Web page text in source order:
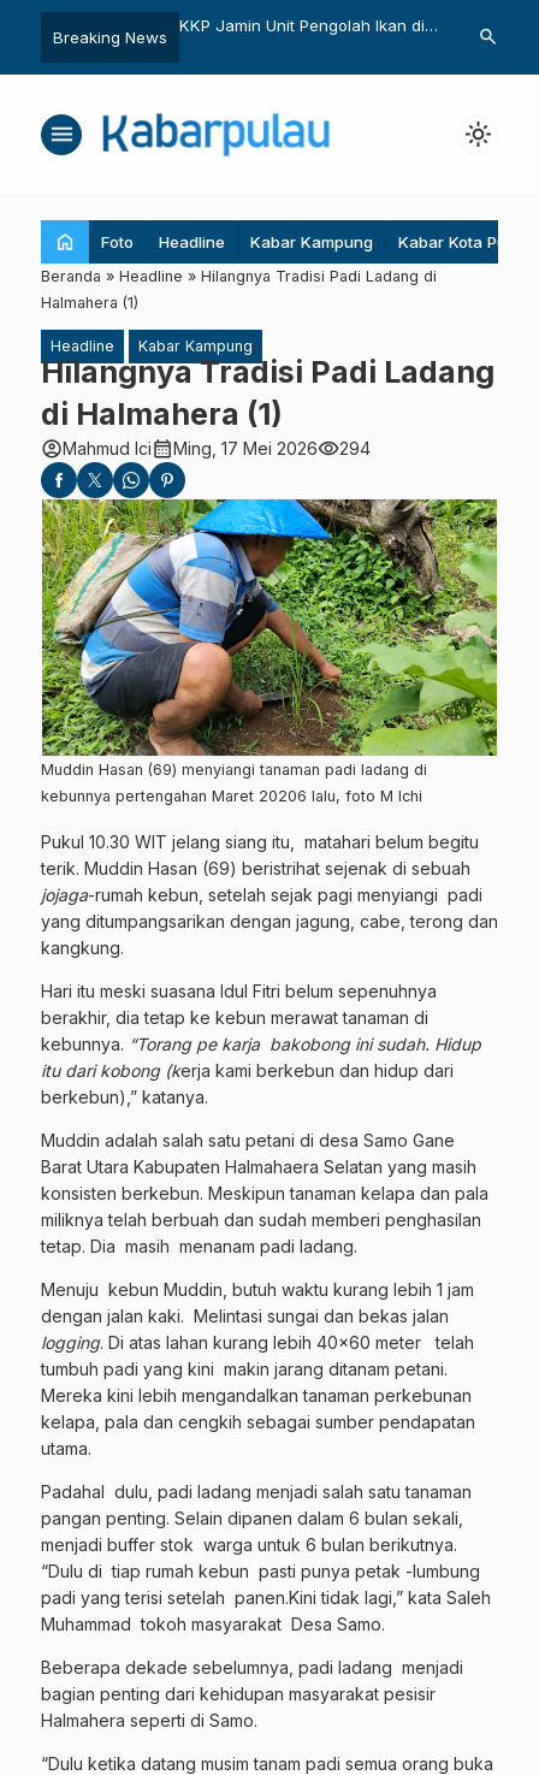
Breaking News
Jamin Unit Pengolah Ikan di
Dapat Layanan Sertifikat
Sampah Plastik dari Laut Malut
search
menu light_mode
home Foto Headline Kabar Kampung Kabar Kota Pulau
Beranda » Headline » Hilangnya Tradisi Padi Ladang di
Halmahera (1)
Headline Kabar Kampung
Hilangnya Tradisi Padi Ladang
di Halmahera (1)
account_circleMahmud Icicalendar_monthMing, 17 Mei 2026visibility294
Muddin Hasan (69) menyiangi tanaman padi ladang di
kebunnya pertengahan Maret 20206 lalu, foto M Ichi
Pukul 10.30 WIT jelang siang itu, matahari belum begitu
terik. Muddin Hasan (69) beristrihat sejenak di sebuah
jojaga-rumah kebun, setelah sejak pagi menyiangi padi
yang ditumpangsarikan dengan jagung, cabe, terong dan
kangkung.
Hari itu meski suasana Idul Fitri belum sepenuhnya
berakhir, dia tetap ke kebun merawat tanaman di
kebunnya. “Torang pe karja bakobong ini sudah. Hidup
itu dari kobong (kerja kami berkebun dan hidup dari
berkebun),” katanya.
Muddin adalah salah satu petani di desa Samo Gane
Barat Utara Kabupaten Halmahaera Selatan yang masih
konsisten berkebun. Meskipun tanaman kelapa dan pala
miliknya telah berbuah dan sudah memberi penghasilan
tetap. Dia masih menanam padi ladang.
Menuju kebun Muddin, butuh waktu kurang lebih 1 jam
dengan jalan kaki. Melintasi sungai dan bekas jalan
logging. Di atas lahan kurang lebih 40×60 meter telah
tumbuh padi yang kini makin jarang ditanam petani.
Mereka kini lebih mengandalkan tanaman perkebunan
kelapa, pala dan cengkih sebagai sumber pendapatan
utama.
Padahal dulu, padi ladang menjadi salah satu tanaman
pangan penting. Selain dipanen dalam 6 bulan sekali,
menjadi buffer stok warga untuk 6 bulan berikutnya.
“Dulu di tiap rumah kebun pasti punya petak -lumbung
padi yang terisi setelah panen.Kini tidak lagi,” kata Saleh
Muhammad tokoh masyarakat Desa Samo.
Beberapa dekade sebelumnya, padi ladang menjadi
bagian penting dari kehidupan masyarakat pesisir
Halmahera seperti di Samo.
“Dulu ketika datang musim tanam padi semua orang buka